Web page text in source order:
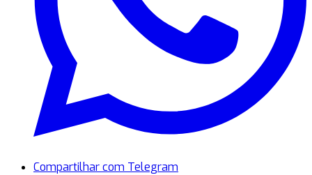
Compartilhar com Telegram